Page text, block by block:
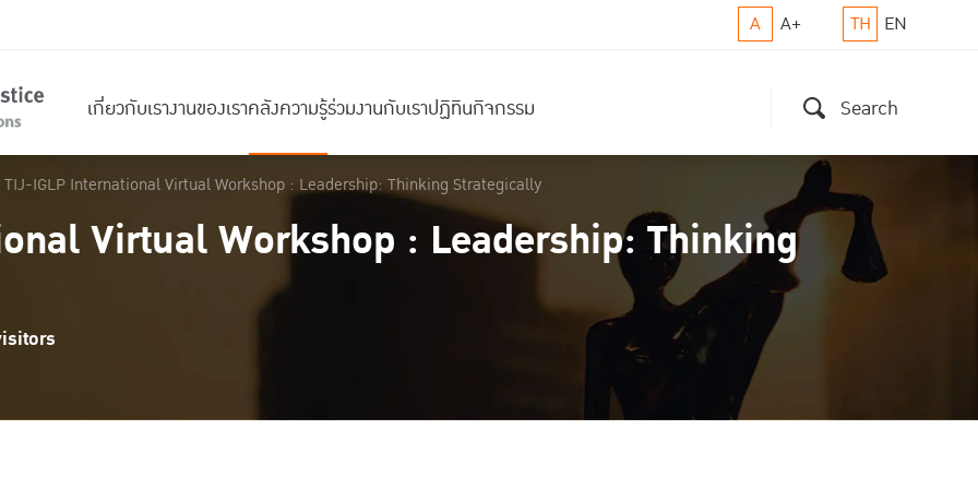
A A+ TH EN
เกี่ยวกับเรางานของเราคลังความรู้ร่วมงานกับเราปฏิทินกิจกรรม Search
TIJ-IGLP International Virtual Workshop : Leadership: Thinking Strategically
Virtual Workshop : Leadership: Thinking